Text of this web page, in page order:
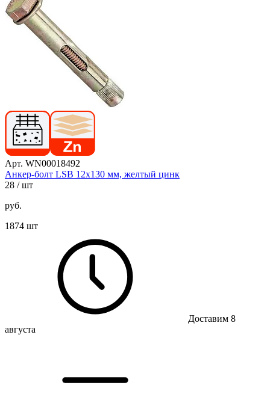
Арт. WN00018492
Анкер-болт LSB 12х130 мм, желтый цинк
28 / шт
руб.
1874 шт
Доставим 8
августа